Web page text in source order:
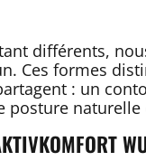
différents,
Ces formes
: un
posture